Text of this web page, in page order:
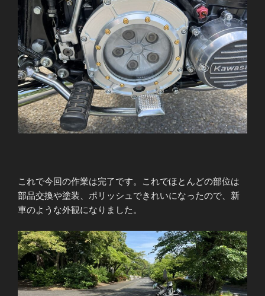
これで今回の作業は完了です。これでほとんどの部位は
部品交換や塗装、ポリッシュできれいになったので、新
車のような外観になりました。